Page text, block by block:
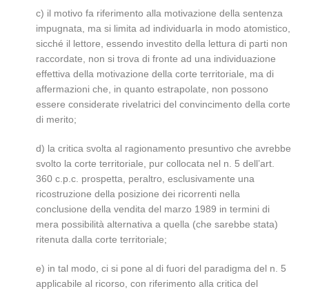
c) il motivo fa riferimento alla motivazione della sentenza
impugnata, ma si limita ad individuarla in modo atomistico,
sicché il lettore, essendo investito della lettura di parti non
raccordate, non si trova di fronte ad una individuazione
effettiva della motivazione della corte territoriale, ma di
affermazioni che, in quanto estrapolate, non possono
essere considerate rivelatrici del convincimento della corte
di merito;
d) la critica svolta al ragionamento presuntivo che avrebbe
svolto la corte territoriale, pur collocata nel n. 5 dell’art.
360 c.p.c. prospetta, peraltro, esclusivamente una
ricostruzione della posizione dei ricorrenti nella
conclusione della vendita del marzo 1989 in termini di
mera possibilità alternativa a quella (che sarebbe stata)
ritenuta dalla corte territoriale;
e) in tal modo, ci si pone al di fuori del paradigma del n. 5
applicabile al ricorso, con riferimento alla critica del